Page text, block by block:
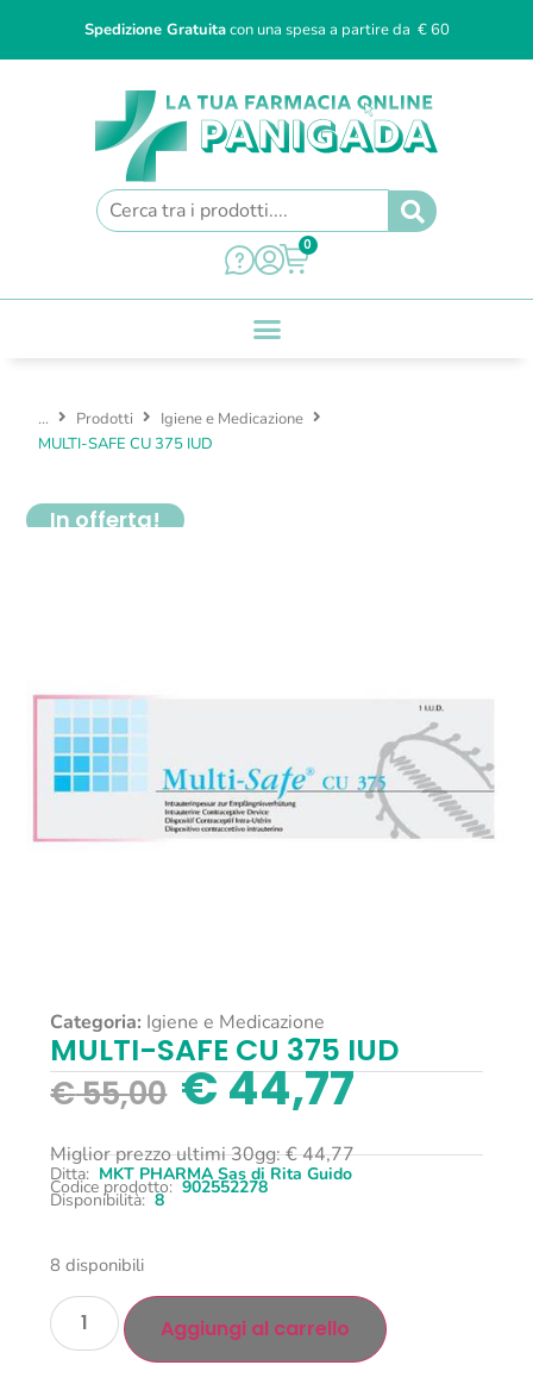
Spedizione Gratuitacon una spesa a partire da € 60
0
... Prodotti
Igiene e Medicazione
MULTI-SAFE CU 375 IUD
In offerta!
Categoria: Igiene e Medicazione
MULTI-SAFE CU 375 IUD
€55,00 €44,77
Miglior prezzo ultimi 30gg:€44,77
Ditta: MKT PHARMA Sas di Rita Guido
Codice prodotto: 902552278
Disponibilità: 8
8 disponibili
Aggiungi al carrello